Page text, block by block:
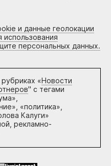
и данные геолокации
использования
персональных данных.
«Новости
" с тегами
«политика»,
Калуги»
рекламно-